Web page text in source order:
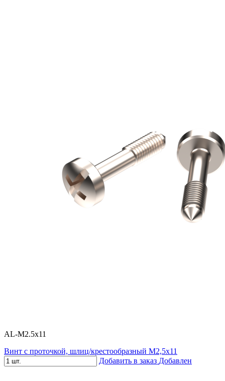
AL-M2.5x11
Винт с проточкой, шлиц/крестообразный М2,5х11
Добавить в заказ Добавлен